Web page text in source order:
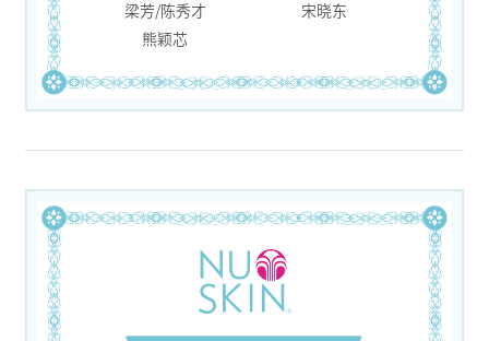
梁芳/陈秀才
宋晓东
熊颖芯